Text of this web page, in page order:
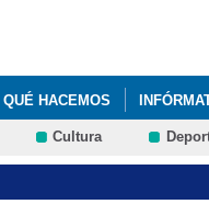
QUÉ HACEMOS
Cultura